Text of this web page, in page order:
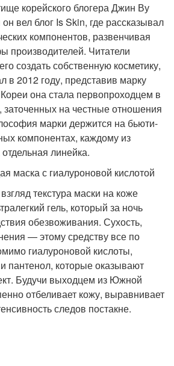
корейского блогера Джин Ву
вел блог Is Skin, где рассказывал
компонентов, развенчивая
производителей. Читатели
создать собственную косметику,
в 2012 году, представив марку
она стала первопроходцем в
на честные отношения
марки держится на бьюти-
компонентах, каждому из
линейка.
маска с гиалуроновой кислотой
текстура маски на коже
гель, который за ночь
обезвоживания. Сухость,
— этому средству все по
гиалуроновой кислоты,
пантенол, которые оказывают
Будучи выходцем из Южной
отбеливает кожу, выравнивает
следов постакне.